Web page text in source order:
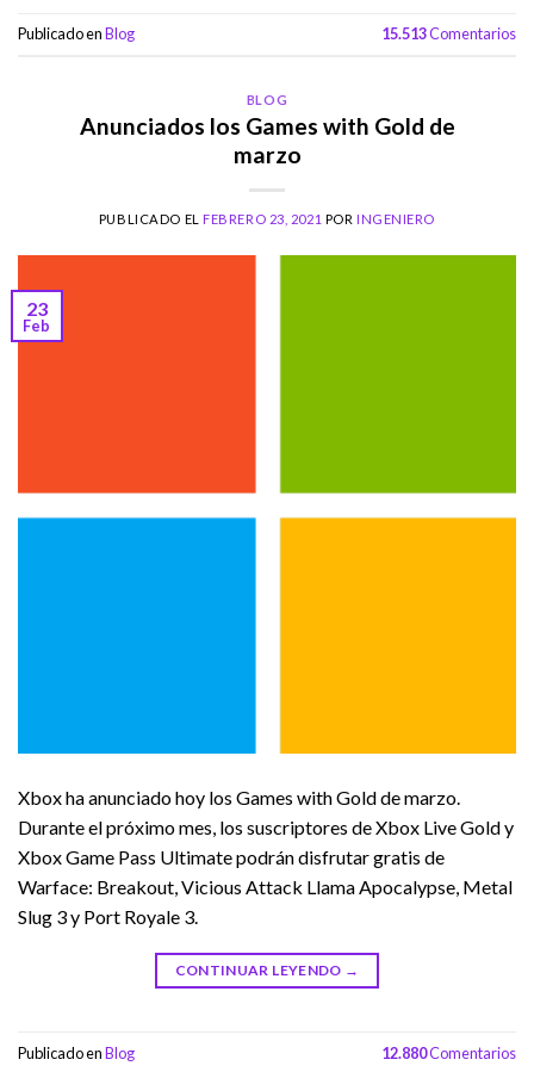
Publicado enBlog 15.513Comentarios
BLOG
Anunciados los Games with Gold de
marzo
PUBLICADO ELFEBRERO 23, 2021 POR INGENIERO
23
Feb
Xbox ha anunciado hoy los Games with Gold de marzo.
Durante el próximo mes, los suscriptores de Xbox Live Gold y
Xbox Game Pass Ultimate podrán disfrutar gratis de
Warface: Breakout, Vicious Attack Llama Apocalypse, Metal
Slug 3 y Port Royale 3.
CONTINUAR LEYENDO →
Publicado enBlog 12.880Comentarios